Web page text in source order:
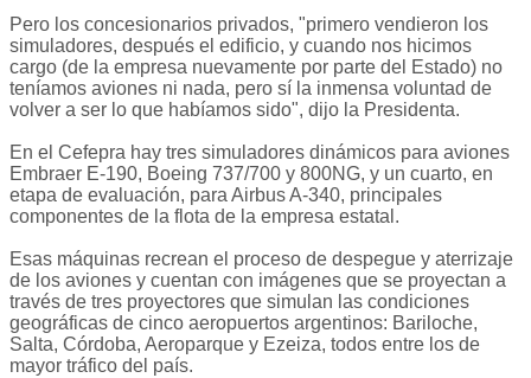
Pero los concesionarios privados, "primero vendieron los
simuladores, después el edificio, y cuando nos hicimos
cargo (de la empresa nuevamente por parte del Estado) no
teníamos aviones ni nada, pero sí la inmensa voluntad de
volver a ser lo que habíamos sido", dijo la Presidenta.
En el Cefepra hay tres simuladores dinámicos para aviones
Embraer E-190, Boeing 737/700 y 800NG, y un cuarto, en
etapa de evaluación, para Airbus A-340, principales
componentes de la flota de la empresa estatal.
Esas máquinas recrean el proceso de despegue y aterrizaje
de los aviones y cuentan con imágenes que se proyectan a
través de tres proyectores que simulan las condiciones
geográficas de cinco aeropuertos argentinos: Bariloche,
Salta, Córdoba, Aeroparque y Ezeiza, todos entre los de
mayor tráfico del país.